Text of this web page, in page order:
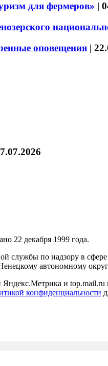
для фермеров» |
оповещения |
22 декабря 1999 года.
службы по надзору в сфере
автономному
и top.mail.ru
конфиденциальности